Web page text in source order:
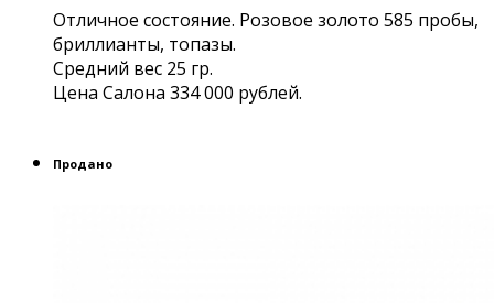
Отличное состояние. Розовое золото 585 пробы,
бриллианты, топазы.
Средний вес 25 гр.
Цена Салона 334 000 рублей.
Продано